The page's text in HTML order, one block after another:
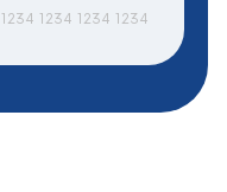
1234 1234 1234 1234